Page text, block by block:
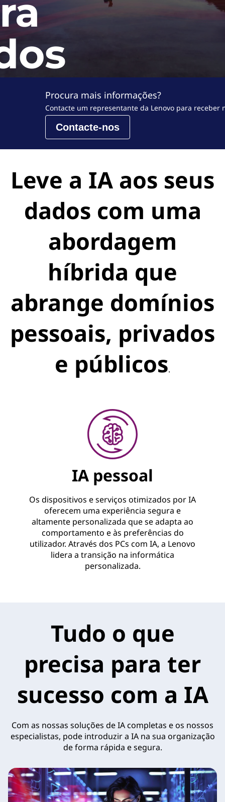
r
a
l
Procura mais informações?
Contacte um representante da Lenovo para receber
Contacte-nos
Leve a IA aos seus
dados com uma
abordagem
híbrida que
abrange domínios
pessoais, privados
e públicos.
IA pessoal
Os dispositivos e serviços otimizados por IA
oferecem uma experiência segura e
altamente personalizada que se adapta ao
comportamento e às preferências do
utilizador. Através dos PCs com IA, a Lenovo
lidera a transição na informática
personalizada.
Tudo o que
precisa para ter
sucesso com a IA
Com as nossas soluções de IA completas e os nossos
especialistas, pode introduzir a IA na sua organização
de forma rápida e segura.